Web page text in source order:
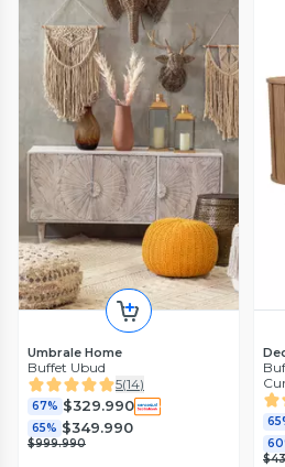
Umbrale Home
Buffet Ubud
5(14)
67% $329.990
65% $349.990
$999.990